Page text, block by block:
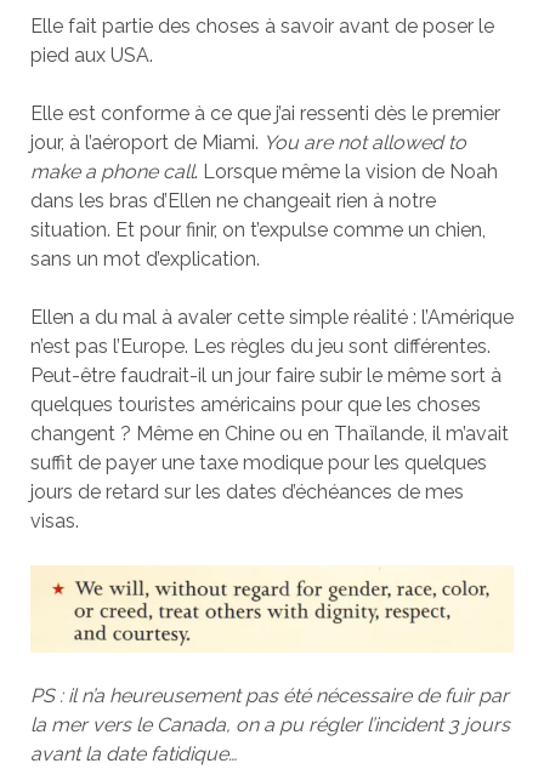
Elle fait partie des choses à savoir avant de poser le
pied aux USA.
Elle est conforme à ce que j’ai ressenti dès le premier
jour, à l’aéroport de Miami. You are not allowed to
make a phone call. Lorsque même la vision de Noah
dans les bras d’Ellen ne changeait rien à notre
situation. Et pour finir, on t’expulse comme un chien,
sans un mot d’explication.
Ellen a du mal à avaler cette simple réalité : l’Amérique
n’est pas l’Europe. Les règles du jeu sont différentes.
Peut-être faudrait-il un jour faire subir le même sort à
quelques touristes américains pour que les choses
changent ? Même en Chine ou en Thaïlande, il m’avait
suffit de payer une taxe modique pour les quelques
jours de retard sur les dates d’échéances de mes
visas.
PS : il n’a heureusement pas été nécessaire de fuir par
la mer vers le Canada, on a pu régler l’incident 3 jours
avant la date fatidique…